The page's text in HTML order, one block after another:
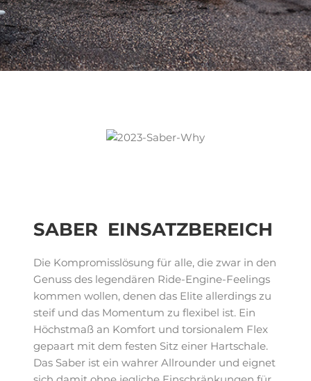
SABER EINSATZBEREICH
Die Kompromisslösung für alle, die zwar in den
Genuss des legendären Ride-Engine-Feelings
kommen wollen, denen das Elite allerdings zu
steif und das Momentum zu flexibel ist. Ein
Höchstmaß an Komfort und torsionalem Flex
gepaart mit dem festen Sitz einer Hartschale.
Das Saber ist ein wahrer Allrounder und eignet